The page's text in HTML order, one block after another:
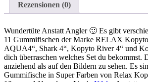
Rezensionen (0)
Wundertüte Anstatt Angler 🙂 Es gibt
11 Gummifischen der Marke RELAX
AQUA4“, Shark 4“, Kopyto River 4“ und
dich überraschen welches Set du bekommst.
anziehend als auf den Bildern zu sehen. Es
Gummifische in Super Farben von Relax